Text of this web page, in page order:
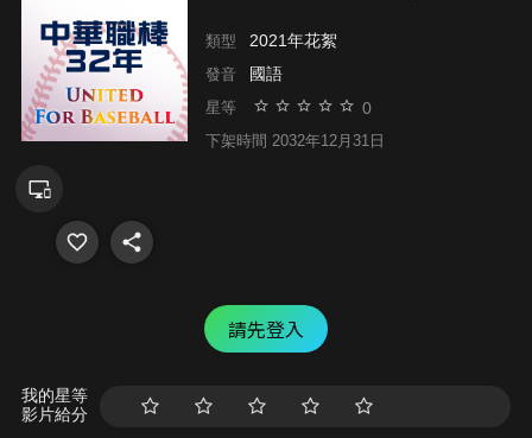
類型 2021年花絮
發音 國語
星等 0
下架時間 2032年12月31日
請先登入
我的星等
影片給分